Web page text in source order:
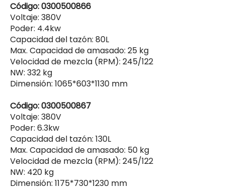
Código: 0300500866
Voltaje: 380V
Poder: 4.4kw
Capacidad del tazón: 80L
Max. Capacidad de amasado: 25 kg
Velocidad de mezcla (RPM): 245/122
NW: 332 kg
Dimensión: 1065*603*1130 mm
Código: 0300500867
Voltaje: 380V
Poder: 6.3kw
Capacidad del tazón: 130L
Max. Capacidad de amasado: 50 kg
Velocidad de mezcla (RPM): 245/122
NW: 420 kg
Dimensión: 1175*730*1230 mm